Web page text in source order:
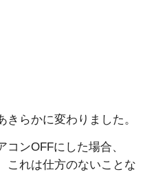
らかに変わりました。
ンOFFにした場合、
これは仕方のないことな